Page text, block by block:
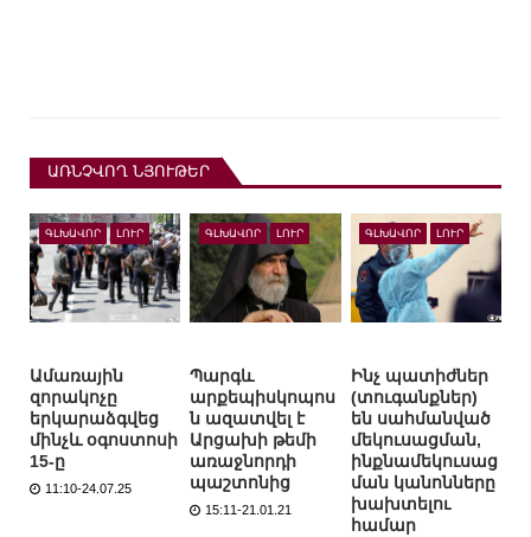
ԱՌՆՉՎՈՂ ՆՅՈՒԹԵՐ
ԳԼԽԱՎՈՐ ԼՈՒՐ
Ամառային
զորակոչը
երկարաձգվեց
մինչև օգոստոսի
15-ը
11:10-24.07.25
ԳԼԽԱՎՈՐ ԼՈՒՐ
Պարգև
արքեպիսկոպոս
ն ազատվել է
Արցախի թեմի
առաջնորդի
պաշտոնից
15:11-21.01.21
ԳԼԽԱՎՈՐ ԼՈՒՐ
Ինչ պատիժներ
(տուգանքներ)
են սահմանված
մեկուսացման,
ինքնամեկուսաց
ման կանոնները
խախտելու
համար